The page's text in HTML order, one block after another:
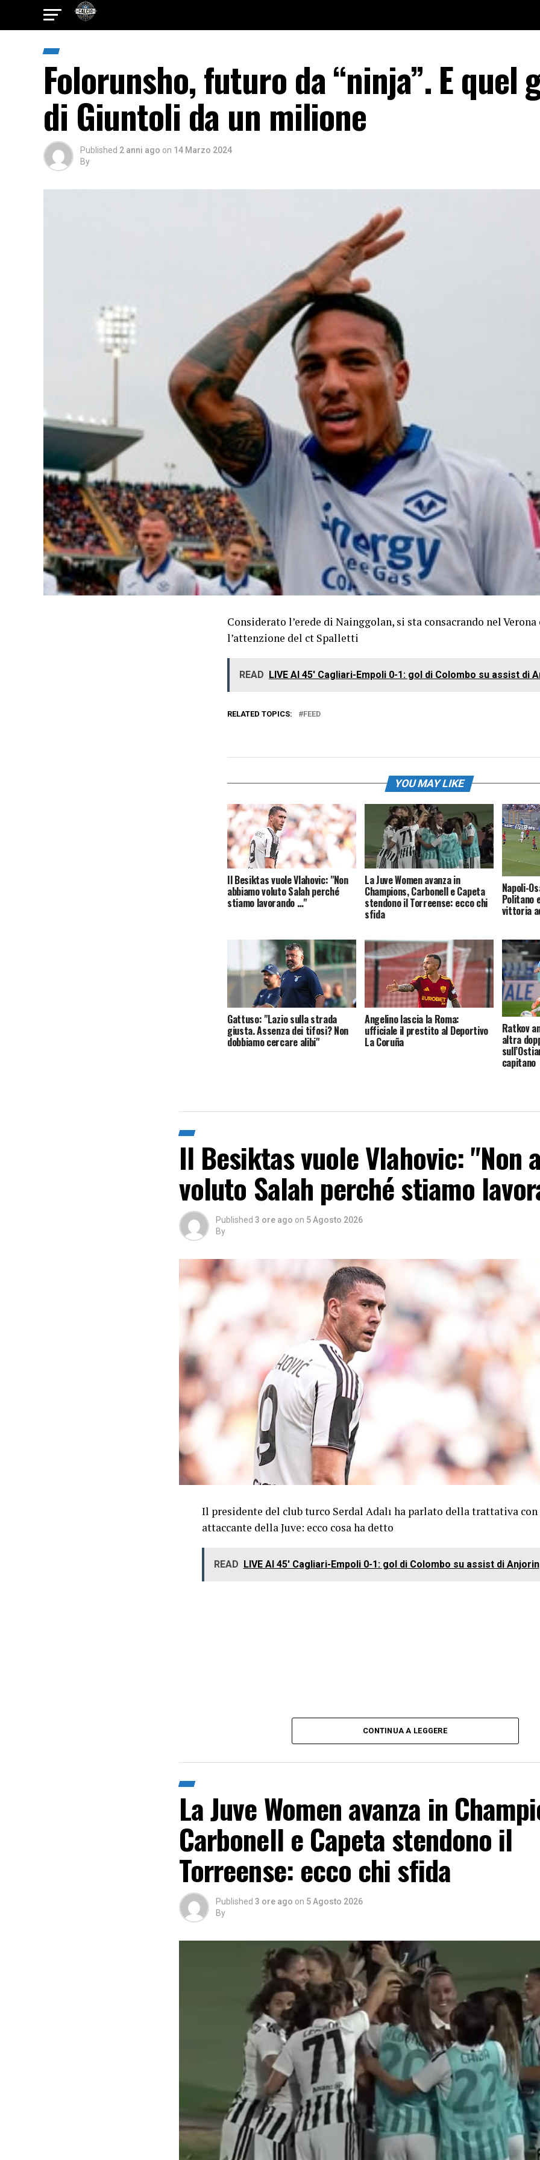
Folorunsho, futuro da “ninja”. E quel
di Giuntoli da un milione
Published 2 anni ago on 14 Marzo 2024
By
Considerato l’erede di Nainggolan, si sta consacrando nel
l’attenzione del ct Spalletti
READ LIVE Al 45' Cagliari-Empoli 0-1: gol di Colombo su assist di
RELATED TOPICS: FEED
YOU MAY LIKE
Il Besiktas vuole Vlahovic: "Non
abbiamo voluto Salah perché
stiamo lavorando …"
La Juve Women avanza in
Champions, Carbonell e Capeta
stendono il Torreense: ecco chi
sfida
Napoli-
Politano
vittoria
Gattuso: "Lazio sulla strada
giusta. Assenza dei tifosi? Non
dobbiamo cercare alibi"
Angelino lascia la Roma:
ufficiale il prestito al Deportivo
La Coruña
Ratkov
altra
capitano
Il Besiktas vuole Vlahovic: "Non
voluto Salah perché stiamo
Published 3 ore ago on 5 Agosto 2026
By
Il presidente del club turco Serdal Adalı ha parlato della trattativa con
attaccante della Juve: ecco cosa ha detto
READ LIVE Al 45' Cagliari-Empoli 0-1: gol di Colombo su assist di Anjorin
CONTINUA A LEGGERE
La Juve Women avanza in
Carbonell e Capeta stendono il
Torreense: ecco chi sfida
Published 3 ore ago on 5 Agosto 2026
By